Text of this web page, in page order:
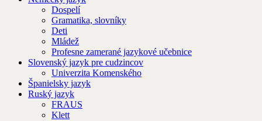
Dospelí
Gramatika, slovníky
Deti
Mládež
Profesne zamerané jazykové učebnice
Slovenský jazyk pre cudzincov
Univerzita Komenského
Španielsky jazyk
Ruský jazyk
FRAUS
Klett